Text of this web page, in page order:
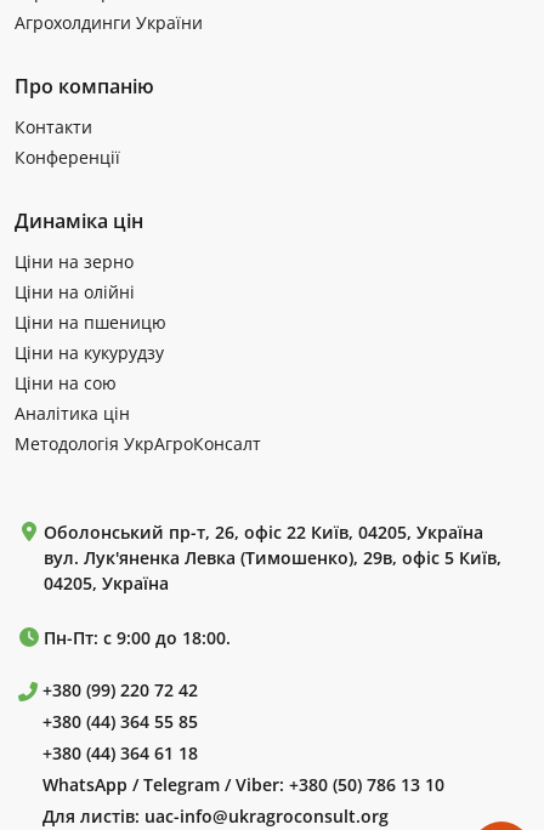
Агрохолдинги України
Про компанію
Контакти
Конференції
Динаміка цін
Ціни на зерно
Ціни на олійні
Ціни на пшеницю
Ціни на кукурудзу
Ціни на сою
Аналітика цін
Методологія УкрАгроКонсалт
Оболонський пр-т, 26, офіс 22 Київ, 04205, Україна
вул. Лук'яненка Левка (Тимошенко), 29в, офіс 5 Київ,
04205, Україна
Пн-Пт: с 9:00 до 18:00.
+380 (99) 220 72 42
+380 (44) 364 55 85
+380 (44) 364 61 18
WhatsApp / Telegram / Viber: +380 (50) 786 13 10
Для листів: uac-info@ukragroconsult.org